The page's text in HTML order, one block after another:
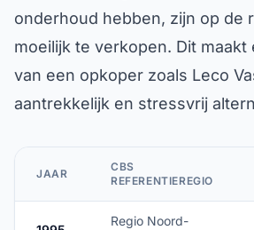
onderhoud hebben, zijn op de
moeilijk te verkopen. Dit maakt
van een opkoper zoals Leco
aantrekkelijk en stressvrij
JAAR
CBS
REFERENTIEREGIO
Regio Noord-